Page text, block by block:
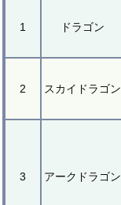
1 ドラゴン
2 スカイドラゴン
3 アークドラゴン